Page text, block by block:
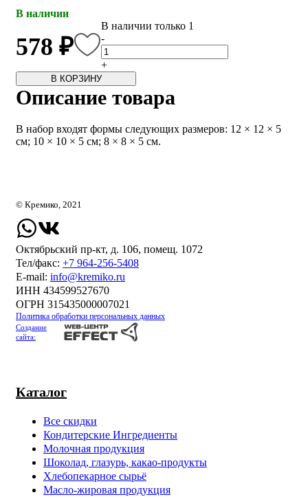
В наличии
578 ₽
В наличии только 1
-
+
В КОРЗИНУ
Описание товара
В набор входят формы следующих размеров: 12 × 12 × 5
см; 10 × 10 × 5 см; 8 × 8 × 5 см.
Каталог
Все скидки
Кондитерские Ингредиенты
Молочная продукция
Шоколад, глазурь, какао-продукты
Хлебопекарное сырьё
Масло-жировая продукция
© Кремико, 2021
Октябрьский пр-кт, д. 106, помещ. 1072
Тел/факс: +7 964-256-5408
Е-mail: info@kremiko.ru
ИНН 434599527670
ОГРН 315435000007021
Политика обработки персональных данных
Создание
сайта: